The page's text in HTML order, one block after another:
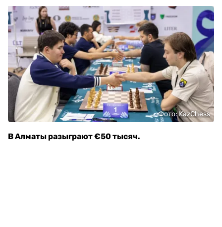
Фото: KazChess
В Алматы разыграют €50 тысяч.